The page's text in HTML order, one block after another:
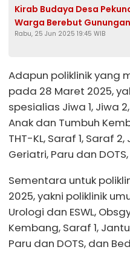
Kirab Budaya Desa
Warga Berebut
Keberkahan
Rabu, 25 Jun 2025 19:45 WIB
Adapun poliklinik yang
pada 28 Maret 2025,
spesialias Jiwa 1, Jiwa
Anak dan Tumbuh
THT-KL, Saraf 1, Saraf
Geriatri, Paru dan
Sementara untuk
2025, yakni poliklinik
Urologi dan ESWL,
Kembang, Saraf 1,
Paru dan DOTS, dan